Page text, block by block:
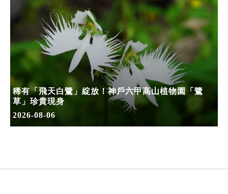
稀有「飛天白鷺」綻放！神戶六甲高山植物園「鷺
草」珍貴現身
2026-08-06